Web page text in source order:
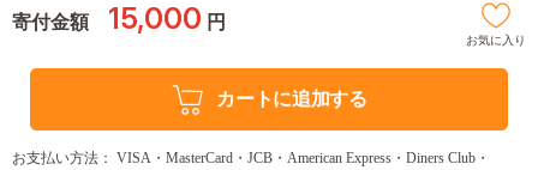
寄付金額 15,000 円
お気に入り
カートに追加する
お支払い方法： VISA・MasterCard・JCB・American Express・Diners Club・